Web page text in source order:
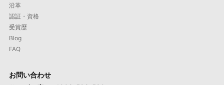
沿革
認証・資格
受賞歴
Blog
FAQ
お問い合わせ